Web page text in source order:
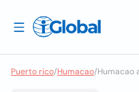
Puerto rico/Humacao/Humacao